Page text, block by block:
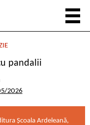
pandalii
2026
Școala Ardeleană,